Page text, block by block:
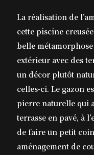
La réalisation de
cette piscine
belle
extérieur avec des
un décor plutôt
celles-ci. Le gazon
pierre naturelle qui
terrasse en pavé, à
de faire un petit
aménagement de